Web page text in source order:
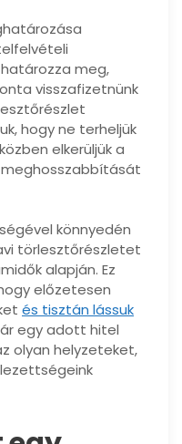
meg,
visszafizetnünk
hogy ne terheljük
elkerüljük a
könnyedén
törlesztőrészletet
alapján. Ez
előzetesen
és tisztán lássuk
egy adott hitel
olyan helyzeteket,